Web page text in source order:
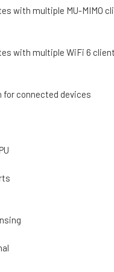
with multiple MU-MIMO
with multiple WiFi 6
for connected devices